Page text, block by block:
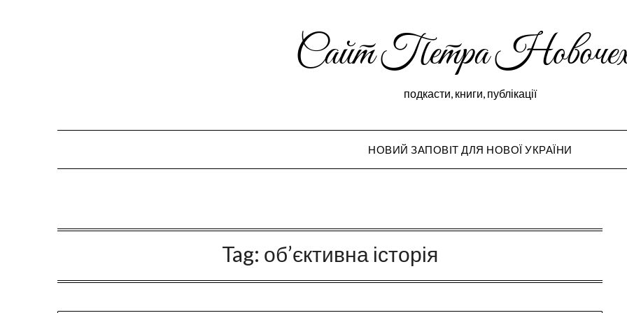
Сайт Петра
подкасти, книги, публікації
НОВИЙ ЗАПОВІТ ДЛЯ НОВОЇ УКРАЇНИ
Tag: об’єктивна історія